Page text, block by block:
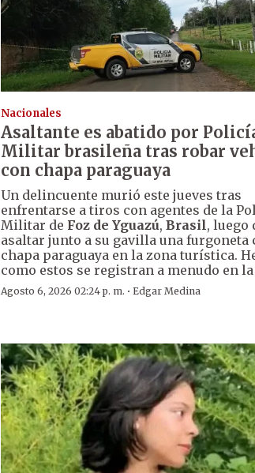
Nacionales
Asaltante es abatido por
Militar brasileña tras robar
con chapa paraguaya
Un delincuente murió este jueves tras
enfrentarse a tiros con agentes de la
Militar de Foz de Yguazú,Brasil, luego
asaltar junto a su gavilla una furgoneta
chapa paraguaya en la zona turística.
como estos se registran a menudo en la
Agosto 6, 2026 02:24 p. m. ·Edgar Medina